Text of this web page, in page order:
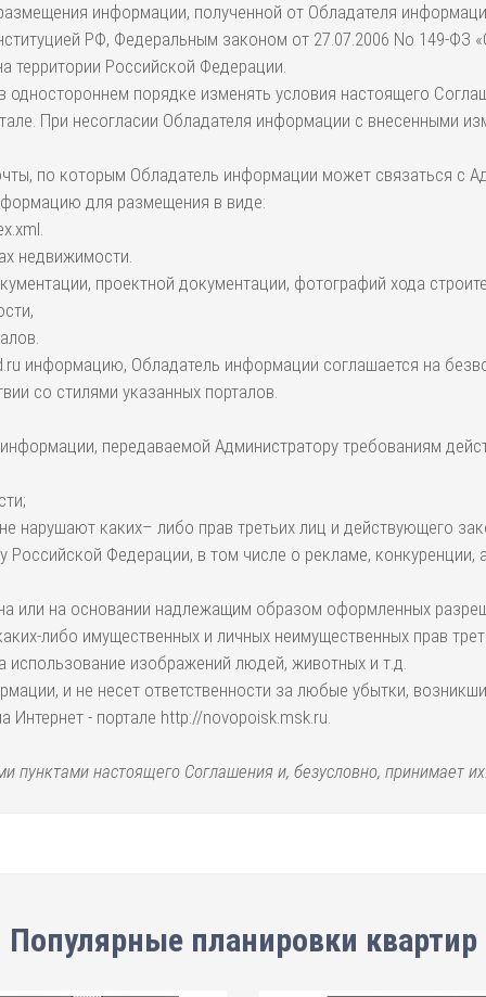
информации, полученной от Обладателя
РФ, Федеральным законом от 27.07.2006 No 149-
Российской Федерации.
порядке изменять условия настоящего
При несогласии Обладателя информации с внесенными
по которым Обладатель информации может связаться с
для размещения в виде:
недвижимости.
проектной документации, фотографий хода
информацию, Обладатель информации соглашается на
со стилями указанных порталов.
передаваемой Администратору требованиям
нарушают каких– либо прав третьих лиц и действующего
Федерации, в том числе о рекламе, конкуренции,
или на основании надлежащим образом оформленных
либо имущественных и личных неимущественных прав
использование изображений людей, животных и т.д.
и не несет ответственности за любые убытки,
- портале http://novopoisk.msk.ru.
пунктами настоящего Соглашения и, безусловно, принимает
Популярные планировки квартир